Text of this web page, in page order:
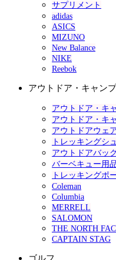
サプリメント
adidas
ASICS
MIZUNO
New Balance
NIKE
Reebok
アウトドア・キャン
アウトドア・キ
アウトドア・キ
アウトドアウェ
トレッキングシ
アウトドアバッ
バーベキュー用
トレッキングポ
Coleman
Columbia
MERRELL
SALOMON
THE NORTH
CAPTAIN STAG